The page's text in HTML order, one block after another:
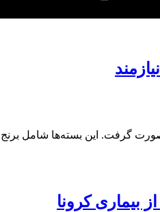
صورت گرفت. این بسته‌ها
بیماری کرونا